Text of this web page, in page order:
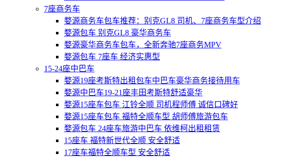
7座商务车
婺源商务车包车推荐：别克GL8 司机、7座商务车型介绍
婺源包车 别克GL8 豪华商务车
婺源豪华商务车包车，全新奔驰7座商务MPV
婺源包车 7座车 经济实惠型
15-24座中巴车
婺源19座考斯特出租包车中巴车豪华商务接待用车
婺源中巴车19-21座丰田考斯特舒适豪华
婺源15座车包车 江铃全顺 司机程师傅 诚信口碑好
婺源15座车包车 福特全顺车型 胡师傅旅游包车
婺源包车 24座车旅游中巴车 依维柯出租租赁
15座车 福特新世代全顺 安全舒适
17座车福特全顺车型 安全舒适